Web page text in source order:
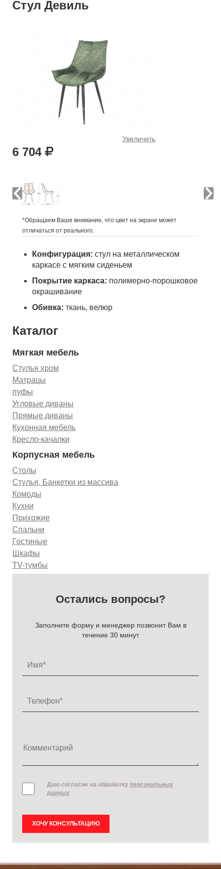
Стул Девиль
Увеличить
6 704
*Обращаем Ваше внимание, что цвет на экране может
отличаться от реального.
Конфигурация: стул на металлическом
каркасе с мягким сиденьем
Покрытие каркаса: полимерно-порошковое
окрашивание
Обивка: ткань, велюр
Каталог
Мягкая мебель
Стулья хром
Матрацы
пуфы
Угловые диваны
Прямые диваны
Кухонная мебель
Кресло-качалки
Корпусная мебель
Столы
Стулья, Банкетки из массива
Комоды
Кухни
Прихожие
Спальни
Гостиные
Шкафы
TV-тумбы
Остались вопросы?
Заполните форму и менеджер позвонит Вам в
течение 30 минут
Даю согласие на обработку персональных
данных
ХОЧУ КОНСУЛЬТАЦИЮ